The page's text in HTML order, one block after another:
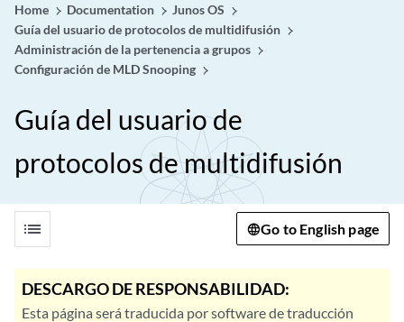
Home Documentation
Junos OS
Guía del usuario de protocolos de multidifusión
Administración de la pertenencia a grupos
Configuración de MLD Snooping
Guía del usuario de
protocolos de multidifusión
list Go to English page
DESCARGO DE RESPONSABILIDAD:
Esta página será traducida por software de traducción